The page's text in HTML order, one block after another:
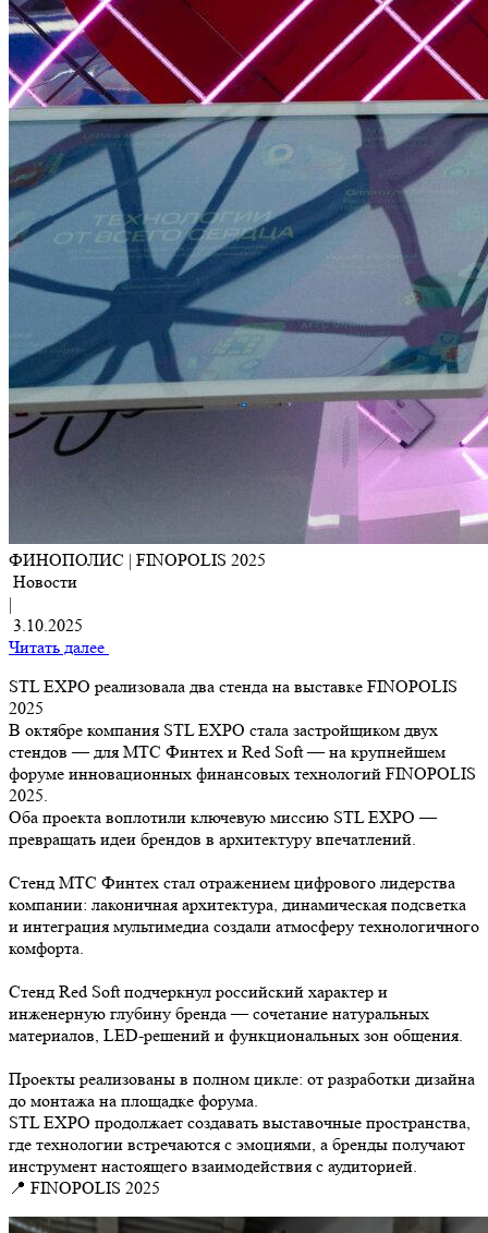
ФИНОПОЛИС | FINOPOLIS 2025
Новости
|
3.10.2025
Читать далее
STL EXPO реализовала два стенда на выставке FINOPOLIS
2025
В октябре компания STL EXPO стала застройщиком двух
стендов — для МТС Финтех и Red Soft — на крупнейшем
форуме инновационных финансовых технологий FINOPOLIS
2025.
Оба проекта воплотили ключевую миссию STL EXPO —
превращать идеи брендов в архитектуру впечатлений.
Стенд МТС Финтех стал отражением цифрового лидерства
компании: лаконичная архитектура, динамическая подсветка
и интеграция мультимедиа создали атмосферу технологичного
комфорта.
Стенд Red Soft подчеркнул российский характер и
инженерную глубину бренда — сочетание натуральных
материалов, LED-решений и функциональных зон общения.
Проекты реализованы в полном цикле: от разработки дизайна
до монтажа на площадке форума.
STL EXPO продолжает создавать выставочные пространства,
где технологии встречаются с эмоциями, а бренды получают
инструмент настоящего взаимодействия с аудиторией.
📍 FINOPOLIS 2025